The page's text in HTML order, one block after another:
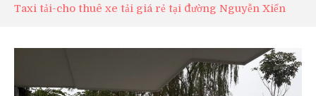
Taxi tải-cho thuê xe tải giá rẻ tại đường Nguyễn Xiển